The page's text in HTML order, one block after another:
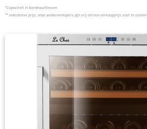
*Capaciteit in Bordeauxflessen
** indicatieve prijs, onze wederverkopers zijn vrij om hun verkoopprijs vast te stellen